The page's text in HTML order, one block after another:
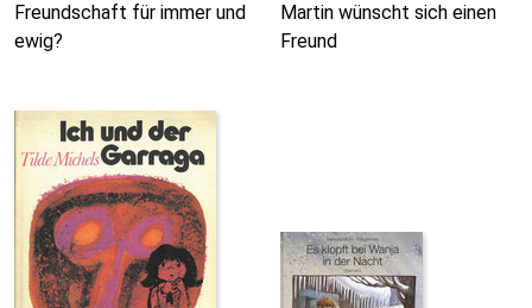
Freundschaft für immer und
ewig?
Martin wünscht sich einen
Freund